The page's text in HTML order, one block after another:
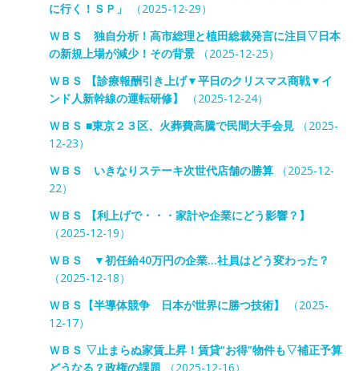
に行く！ＳＰ」
（2025-12-29）
ＷＢＳ 独自分析！高市総理と植田総裁発言に注目▽日本
の新規上場が減少！その背景（2025-12-25）
ＷＢＳ 【診療報酬引き上げ▼平日のクリスマス商戦▼イ
ンド人新幹線の運転研修】
（2025-12-24）
ＷＢＳ ■東京２３区、火葬費高騰で民間大手会見（2025-
12-23）
ＷＢＳ いきなりステーキ次世代店舗の勝算（2025-12-
22）
ＷＢＳ 【利上げで・・・家計や企業にどう影響？】
（2025-12-19）
ＷＢＳ ▼初任給40万円の企業…社員はどう変わった？
（2025-12-18）
ＷＢＳ【半導体競争 日本が世界に勝つ技術】
（2025-
12-17）
ＷＢＳ ▽止まらぬ家賃上昇！賃貸“お得”物件も▽補正予算
どうなる？政権の課題 （2025-12-16）